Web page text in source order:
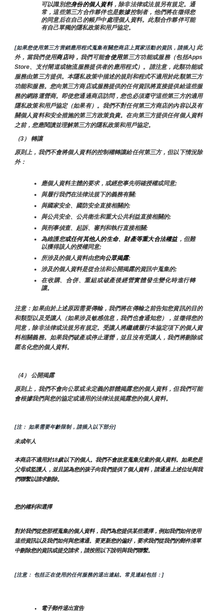
可以識別您身份的個人資料，除非法律或法規另有規定。通
常，這些第三方合作夥伴也是數據控制者，他們將在徵得您
的同意后在自己的帳戶中處理個人資料。此類合作夥伴可能
有自己單獨的隱私政策和用戶協定。
[如果您使用第三方营銷應用程式蒐集有關您商店上買家活動的資訊，請插入] 此
外，當我們使用商店時， 我們可能會使用第三方功能或服務（包括Apps
Store、支付閘道或物流服務提供者的應用程式）。請注意，此類功能或
服務由第三方提供。本隱私政策中描述的規則和程式不適用於此類第三方
功能和服務。您向第三方商店或服務提供的任何資訊將直接提供給這些服
務的網路運營商。即使您通過商店訪問，您也必須遵守這些第三方的適用
隱私政策和用戶協定（如果有）。我們不對任何第三方商店的內容以及有
關個人資料和安全措施的第三方政策負責。在向第三方提供任何個人資料
之前，您應閱讀並理解第三方的隱私政策和用戶協定。
（3） 轉讓
原則上，我們不會將個人資料的控制權轉讓給任何第三方，但以下情況除
外：
應個人資料主體的要求，或經您事先明確授權或同意;
與履行我們在法律法規下的義務有關;
與國家安全、國防安全直接相關的;
與公共安全、公共衛生和重大公共利益直接相關的;
與刑事偵查、起訴、審判和執行直接相關;
為維護您或任何其他人的生命、財產等重大合法權益，但難
以獲得該人的授權同意;
所涉及的個人資料由您向公眾揭露;
涉及的個人資料是從合法和公開揭露的資訊中蒐集的;
在收購、合併、重組或破產後經營實體發生變化時進行轉
讓。
注意：如果由於上述原因需要傳輸，我們將在傳輸之前告知您資訊的目的
和類型以及受讓人（如果涉及敏感信息，我們也會通知您），並徵得您的
同意，除非法律或法規另有規定。受讓人將繼續履行本協定項下的個人資
料相關義務。如果我們破產或停止運營，並且沒有受讓人，我們將刪除或
匿名化您的個人資料。
（4） 公開揭露
原則上，我們不會向公眾或未定義的群體揭露您的個人資料，但我們可能
會根據我們與您的協定或適用的法律法規揭露您的個人資料。
[注： 如果需要年齡限制，請插入以下部分]
未成年人
本商店不適用於18歲以下的個人。我們不會故意蒐集兒童的個人資料。如果您是
父母或監護人，並且認為您的孩子向我們提供了個人資料，請通過上述位址與我
們聯繫以請求刪除。
您的權利和選擇
對於我們從您那裡蒐集的個人資料，我們為您提供某些選擇，例如我們如何使用
這些資訊以及我們如何與您溝通。要更新您的偏好，要求我們從我們的郵件清單
中刪除您的資訊或提交請求，請按照以下說明與我們聯繫。
[注意： 包括正在使用的任何服務的退出連結。常見連結包括：]
電子郵件退出宣告